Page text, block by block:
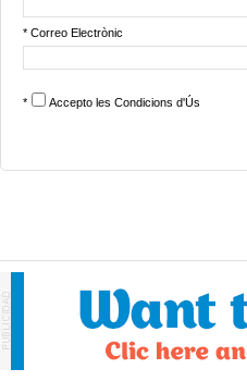
* Correo Electrònic
* Accepto les Condicions d'Ús